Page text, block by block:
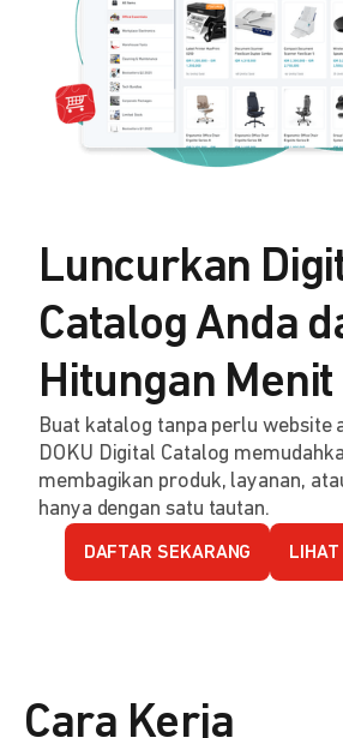
Luncurkan
Catalog Anda
Hitungan Menit
Buat katalog tanpa perlu website
DOKU Digital Catalog
membagikan produk, layanan,
hanya dengan satu tautan.
DAFTAR SEKARANG LIHAT
Cara Kerja